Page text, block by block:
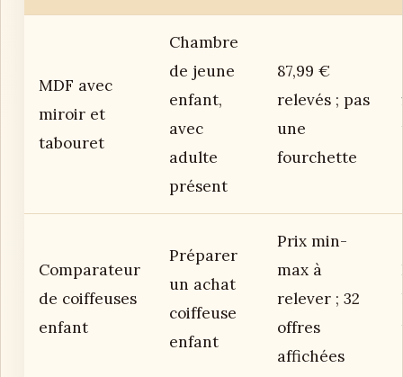
MDF avec
miroir et
tabouret
Chambre
de jeune
enfant,
avec
adulte
présent
87,99 €
relevés ; pas
une
fourchette
Comparateur
de coiffeuses
enfant
Préparer
un achat
coiffeuse
enfant
Prix min-
max à
relever ; 32
offres
affichées